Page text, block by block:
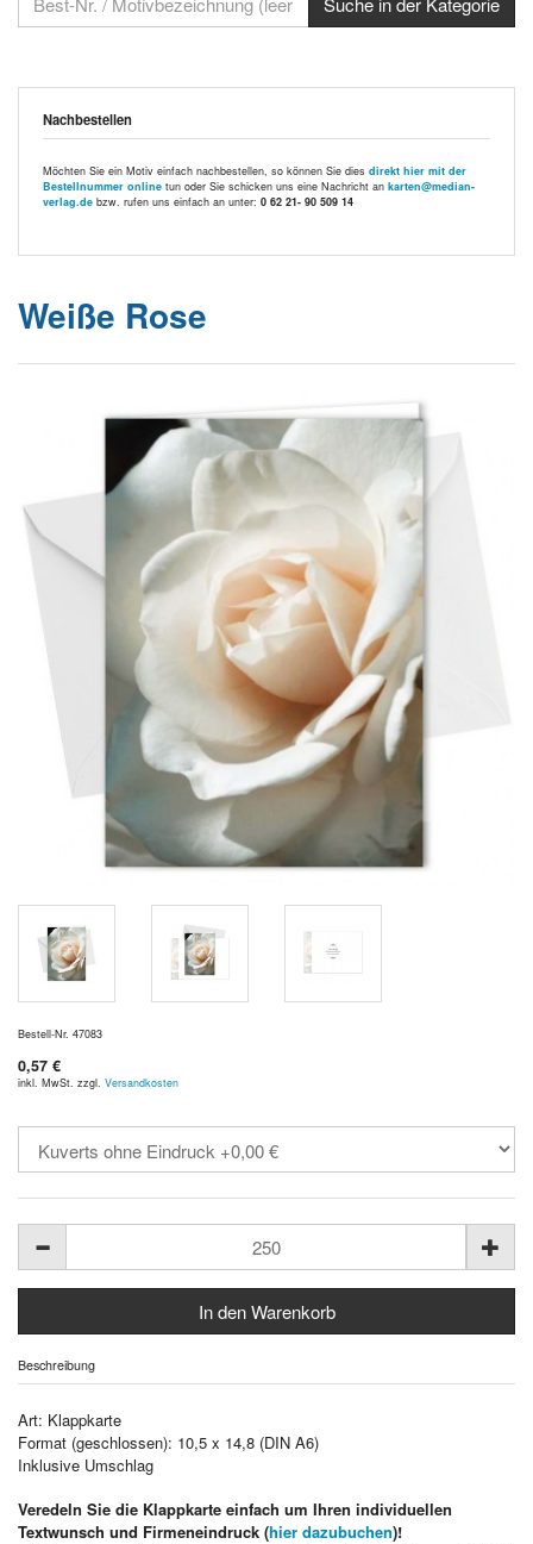
Nachbestellen
Möchten Sie ein Motiv einfach nachbestellen, so können Sie dies direkt hier mit der
Bestellnummer online tun oder Sie schicken uns eine Nachricht an karten@median-
verlag.de bzw. rufen uns einfach an unter: 0 62 21- 90 509 14
Weiße Rose
Bestell-Nr. 47083
0,57 €
inkl. MwSt. zzgl. Versandkosten
Beschreibung
Art: Klappkarte
Format (geschlossen): 10,5 x 14,8 (DIN A6)
Inklusive Umschlag
Veredeln Sie die Klappkarte einfach um Ihren individuellen
Textwunsch und Firmeneindruck (hier dazubuchen)!